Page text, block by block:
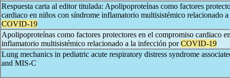
Respuesta carta al editor titulada: Apolipoproteínas como factores
cardiaco en niños con síndrome inflamatorio multisistémico relacionado
COVID-19
Apolipoproteínas como factores protectores en el compromiso cardiaco
inflamatorio multisistémico relacionado a la infección porCOVID-19
Lung mechanics in pediatric acute respiratory distress syndrome
and MIS-C